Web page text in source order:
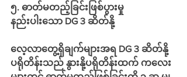
၅. ဓာတ်မတည့်ခြင်းဖြစ်ပွားမှု
နည်းပါးသော DG 3 ဆိတ်နို့
လေ့လာတွေ့ရှိချက်များအရ DG 3 ဆိတ်နို့
ပရိုတိန်းသည် နွားနို့ပရိုတိန်းထက် ကလေး